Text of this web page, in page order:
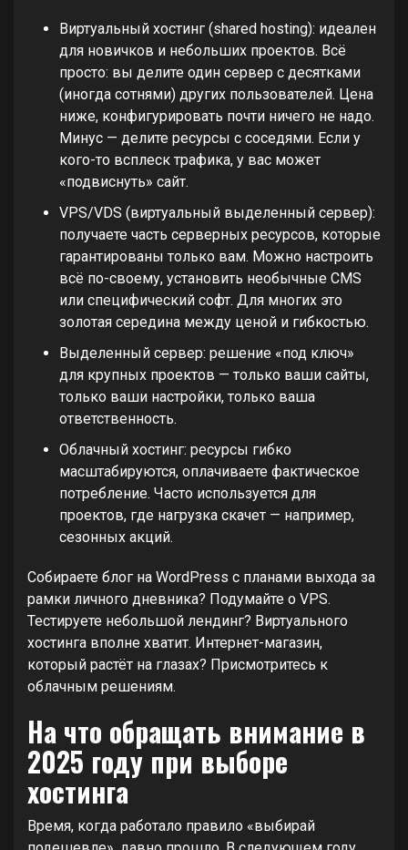
Виртуальный хостинг (shared hosting): идеален
для новичков и небольших проектов. Всё
просто: вы делите один сервер с десятками
(иногда сотнями) других пользователей. Цена
ниже, конфигурировать почти ничего не надо.
Минус — делите ресурсы с соседями. Если у
кого-то всплеск трафика, у вас может
«подвиснуть» сайт.
VPS/VDS (виртуальный выделенный сервер):
получаете часть серверных ресурсов, которые
гарантированы только вам. Можно настроить
всё по-своему, установить необычные CMS
или специфический софт. Для многих это
золотая середина между ценой и гибкостью.
Выделенный сервер: решение «под ключ»
для крупных проектов — только ваши сайты,
только ваши настройки, только ваша
ответственность.
Облачный хостинг: ресурсы гибко
масштабируются, оплачиваете фактическое
потребление. Часто используется для
проектов, где нагрузка скачет — например,
сезонных акций.
Собираете блог на WordPress с планами выхода за
рамки личного дневника? Подумайте о VPS.
Тестируете небольшой лендинг? Виртуального
хостинга вполне хватит. Интернет-магазин,
который растёт на глазах? Присмотритесь к
облачным решениям.
На что обращать внимание в
2025 году при выборе
хостинга
Время, когда работало правило «выбирай